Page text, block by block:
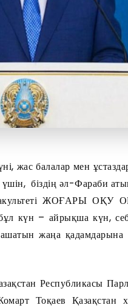
балалар мен ұстаздар
біздің әл-Фараби
факультеті ЖОҒАРЫ
– айрықша күн,
жаңа қадамдарына
Республикасы
Тоқаев Қазақстан